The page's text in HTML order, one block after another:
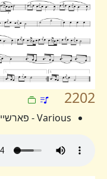
2202
Various - פארשיידענע